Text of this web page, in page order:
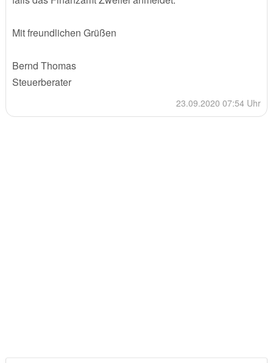
Mit freundlichen Grüßen
Bernd Thomas
Steuerberater
23.09.2020 07:54 Uhr